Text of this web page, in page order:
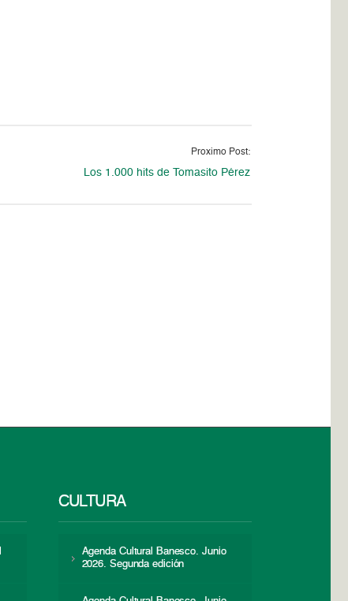
Proximo Post:
Los 1.000 hits de Tomasito Pérez
CULTURA
Agenda Cultural Banesco. Junio
2026. Segunda edición